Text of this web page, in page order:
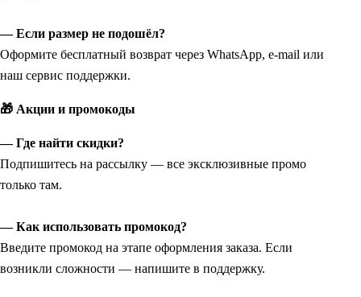
— Если размер не подошёл?
Оформите бесплатный возврат через WhatsApp, e-mail или
наш сервис поддержки.
🎁 Акции и промокоды
— Где найти скидки?
Подпишитесь на рассылку — все эксклюзивные промо
только там.
— Как использовать промокод?
Введите промокод на этапе оформления заказа. Если
возникли сложности — напишите в поддержку.